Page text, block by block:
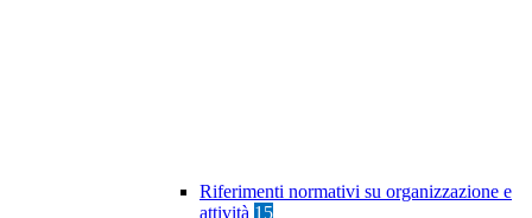
Riferimenti normativi su organizzazione e
attività 15